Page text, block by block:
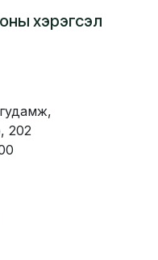
хэрэгсэл
202